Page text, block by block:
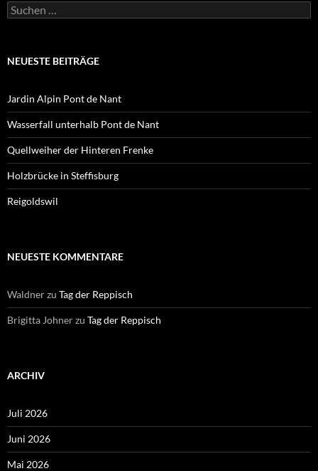
Suchen
nach:
NEUESTE BEITRÄGE
Jardin Alpin Pont de Nant
Wasserfall unterhalb Pont de Nant
Quellweiher der Hinteren Frenke
Holzbrücke in Steffisburg
Reigoldswil
NEUESTE KOMMENTARE
Waldnerzu Tag der Reppisch
Brigitta Johnerzu Tag der Reppisch
ARCHIV
Juli 2026
Juni 2026
Mai 2026